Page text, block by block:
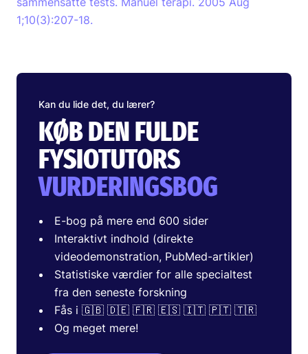
1;10(3):207-18.
Kan du lide det, du lærer?
KØB DEN FULDE
FYSIOTUTORS
VURDERINGSBOG
E-bog på mere end 600 sider
Interaktivt indhold (direkte
videodemonstration, PubMed-artikler)
Statistiske værdier for alle specialtest
fra den seneste forskning
Fås i 🇬🇧 🇩🇪 🇫🇷 🇪🇸 🇮🇹 🇵🇹 🇹🇷
Og meget mere!